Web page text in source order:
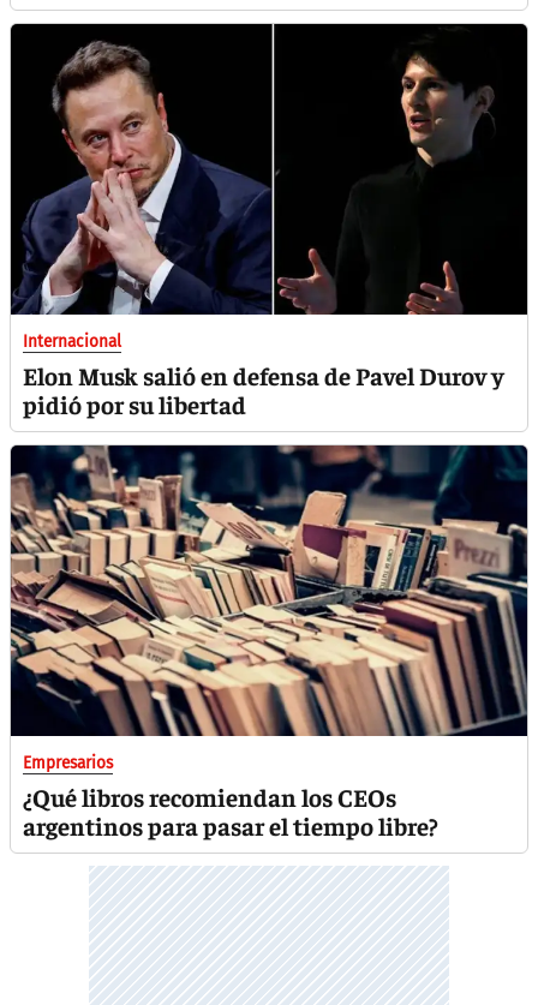
Internacional
Elon Musk salió en defensa de Pavel Durov y
pidió por su libertad
Empresarios
¿Qué libros recomiendan los CEOs
argentinos para pasar el tiempo libre?